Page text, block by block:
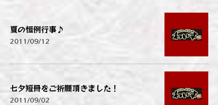
夏の恒例行事♪
2011/09/12
七夕短冊をご祈願頂きました！
2011/09/02